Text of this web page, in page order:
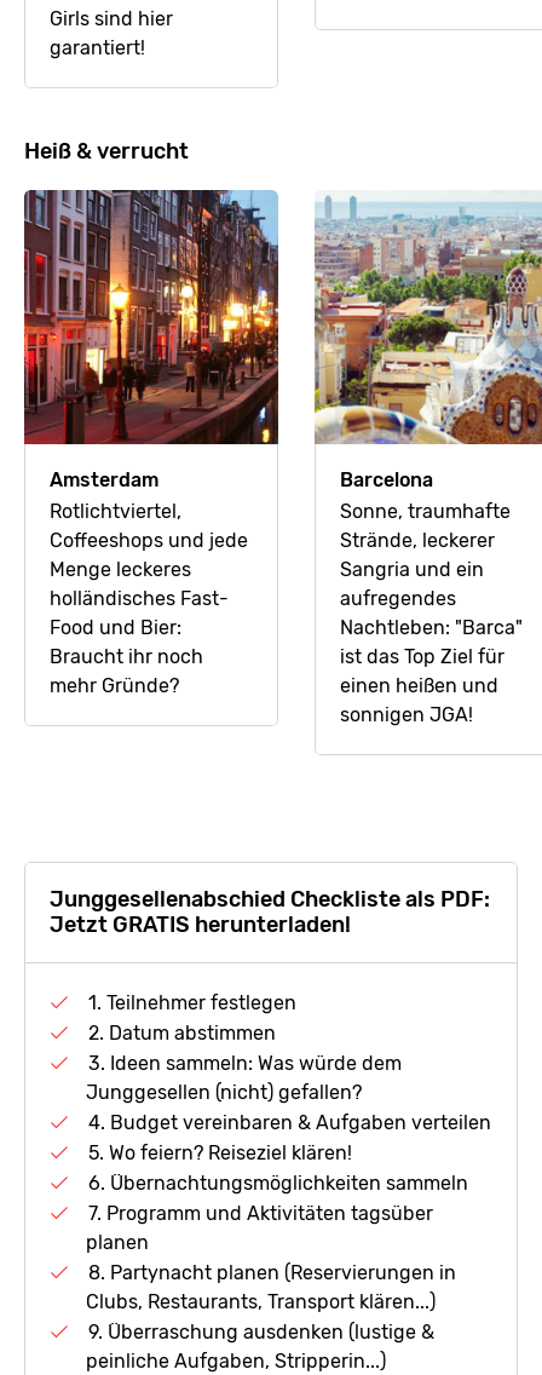
Girls sind hier
garantiert!
Heiß & verrucht
Amsterdam
Rotlichtviertel,
Coffeeshops und jede
Menge leckeres
holländisches Fast-
Food und Bier:
Braucht ihr noch
mehr Gründe?
Barcelona
Sonne, traumhafte
Strände, leckerer
Sangria und ein
aufregendes
Nachtleben: "Barca"
ist das Top Ziel für
einen heißen und
sonnigen JGA!
Junggesellenabschied Checkliste als PDF:
Jetzt GRATIS herunterladen!
1. Teilnehmer festlegen
2. Datum abstimmen
3. Ideen sammeln: Was würde dem
Junggesellen (nicht) gefallen?
4. Budget vereinbaren & Aufgaben verteilen
5. Wo feiern? Reiseziel klären!
6. Übernachtungsmöglichkeiten sammeln
7. Programm und Aktivitäten tagsüber
planen
8. Partynacht planen (Reservierungen in
Clubs, Restaurants, Transport klären...)
9. Überraschung ausdenken (lustige &
peinliche Aufgaben, Stripperin...)